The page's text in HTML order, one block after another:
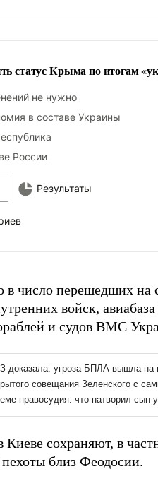
статус Крыма по итогам
не нужно
в составе Украины
России
Результаты
в число перешедших на
войск,
и судов ВМС
Киеве сохраняют, в
близ Феодосии.